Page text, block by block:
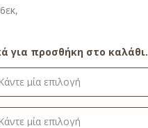
για προσθήκη στο καλάθι.